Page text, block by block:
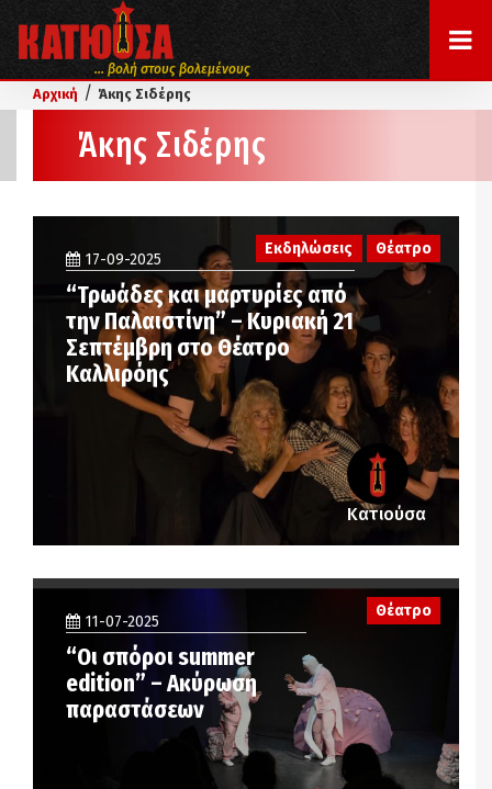
... βολή στους βολεμένους
Αρχική / Άκης Σιδέρης
Άκης Σιδέρης
Εκδηλώσεις Θέατρο
17-09-2025
“Τρωάδες και μαρτυρίες από
την Παλαιστίνη” – Κυριακή 21
Σεπτέμβρη στο Θέατρο
Καλλιρόης
Κατιούσα
11-07-2025
“Οι σπόροι summer
edition” – Ακύρωση
παραστάσεων
Θέατρο